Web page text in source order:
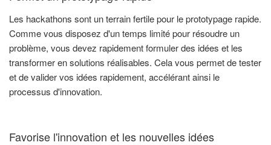
Les hackathons sont un terrain fertile pour le prototypage rapide.
Comme vous disposez d'un temps limité pour résoudre un
problème, vous devez rapidement formuler des idées et les
transformer en solutions réalisables. Cela vous permet de tester
et de valider vos idées rapidement, accélérant ainsi le
processus d'innovation.
Favorise l'innovation et les nouvelles idées